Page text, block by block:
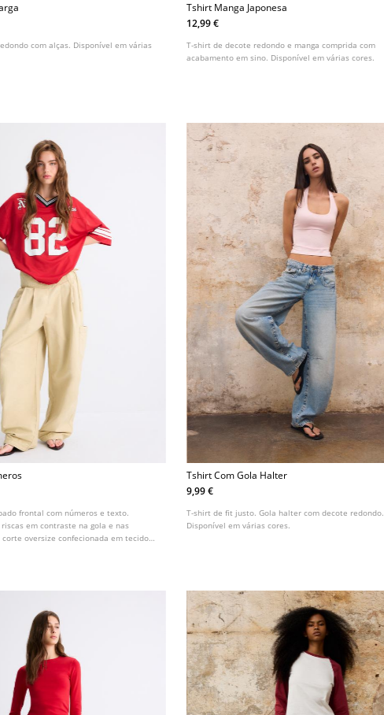
com alças. Disponível em várias
Tshirt Manga Japonesa
12,99 €
T-shirt de decote redondo e manga comprida com
acabamento em sino. Disponível em várias cores.
frontal com números e texto.
em contraste na gola e nas
corte oversize confecionada em tecido
Tshirt Com Gola Halter
9,99 €
T-shirt de fit justo. Gola halter com decote redondo.
Disponível em várias cores.